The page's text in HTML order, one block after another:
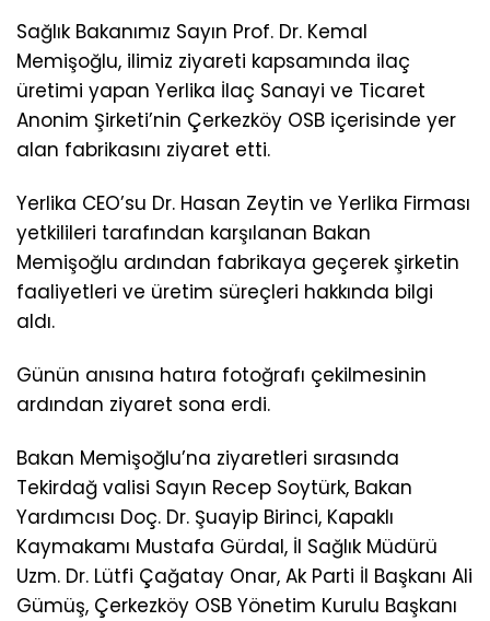
Sağlık Bakanımız Sayın Prof. Dr. Kemal
Memişoğlu, ilimiz ziyareti kapsamında ilaç
üretimi yapan Yerlika İlaç Sanayi ve Ticaret
Anonim Şirketi’nin Çerkezköy OSB içerisinde yer
alan fabrikasını ziyaret etti.
Yerlika CEO’su Dr. Hasan Zeytin ve Yerlika Firması
yetkilileri tarafından karşılanan Bakan
Memişoğlu ardından fabrikaya geçerek şirketin
faaliyetleri ve üretim süreçleri hakkında bilgi
aldı.
Günün anısına hatıra fotoğrafı çekilmesinin
ardından ziyaret sona erdi.
Bakan Memişoğlu’na ziyaretleri sırasında
Tekirdağ valisi Sayın Recep Soytürk, Bakan
Yardımcısı Doç. Dr. Şuayip Birinci, Kapaklı
Kaymakamı Mustafa Gürdal, İl Sağlık Müdürü
Uzm. Dr. Lütfi Çağatay Onar, Ak Parti İl Başkanı Ali
Gümüş, Çerkezköy OSB Yönetim Kurulu Başkanı